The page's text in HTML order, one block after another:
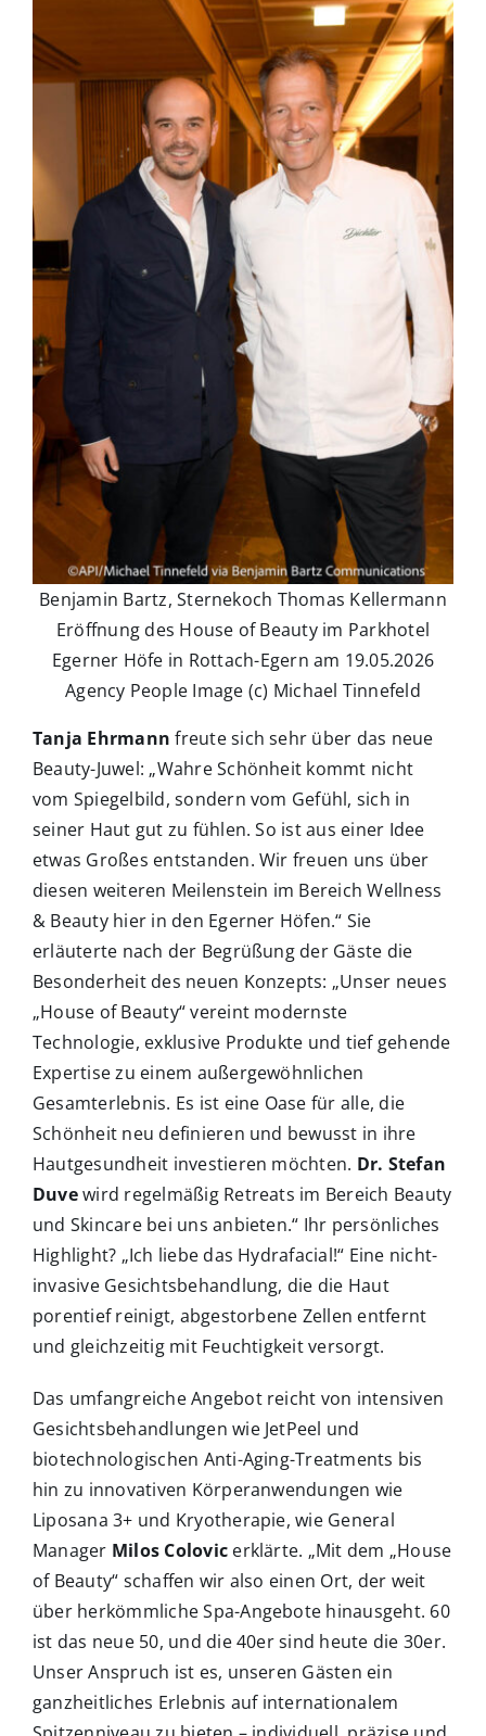
Benjamin Bartz, Sternekoch Thomas Kellermann
Eröffnung des House of Beauty im Parkhotel
Egerner Höfe in Rottach-Egern am 19.05.2026
Agency People Image (c) Michael Tinnefeld
Tanja Ehrmann freute sich sehr über das neue
Beauty-Juwel: „Wahre Schönheit kommt nicht
vom Spiegelbild, sondern vom Gefühl, sich in
seiner Haut gut zu fühlen. So ist aus einer Idee
etwas Großes entstanden. Wir freuen uns über
diesen weiteren Meilenstein im Bereich Wellness
& Beauty hier in den Egerner Höfen.“ Sie
erläuterte nach der Begrüßung der Gäste die
Besonderheit des neuen Konzepts: „Unser neues
„House of Beauty“ vereint modernste
Technologie, exklusive Produkte und tief gehende
Expertise zu einem außergewöhnlichen
Gesamterlebnis. Es ist eine Oase für alle, die
Schönheit neu definieren und bewusst in ihre
Hautgesundheit investieren möchten. Dr. Stefan
Duvewird regelmäßig Retreats im Bereich Beauty
und Skincare bei uns anbieten.“ Ihr persönliches
Highlight? „Ich liebe das Hydrafacial!“ Eine nicht-
invasive Gesichtsbehandlung, die die Haut
porentief reinigt, abgestorbene Zellen entfernt
und gleichzeitig mit Feuchtigkeit versorgt.
Das umfangreiche Angebot reicht von intensiven
Gesichtsbehandlungen wie JetPeel und
biotechnologischen Anti-Aging-Treatments bis
hin zu innovativen Körperanwendungen wie
Liposana 3+ und Kryotherapie, wie General
Manager Milos Colovic erklärte. „Mit dem „House
of Beauty“ schaffen wir also einen Ort, der weit
über herkömmliche Spa-Angebote hinausgeht. 60
ist das neue 50, und die 40er sind heute die 30er.
Unser Anspruch ist es, unseren Gästen ein
ganzheitliches Erlebnis auf internationalem